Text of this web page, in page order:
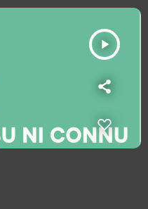
play_arrow